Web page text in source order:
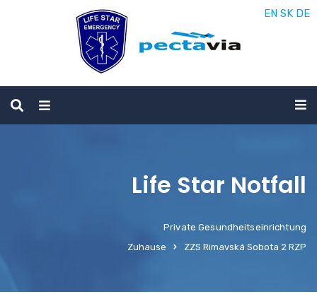
Life Star Notfall
Private Gesundheitseinrichtung
Zuhause
ZZS Rimavská Sobota 2 RZP
EN SK DE